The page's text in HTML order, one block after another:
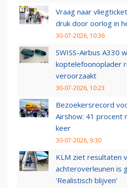
Vraag naar
druk door oorlog in
30-07-2026, 10:36
SWISS-Airbus A330
koptelefoonoplader
veroorzaakt
30-07-2026, 10:23
Bezoekersrecord
Airshow: 41 procent
keer
30-07-2026, 9:30
KLM ziet resultaten
achteroverleunen is
‘Realistisch blijven’